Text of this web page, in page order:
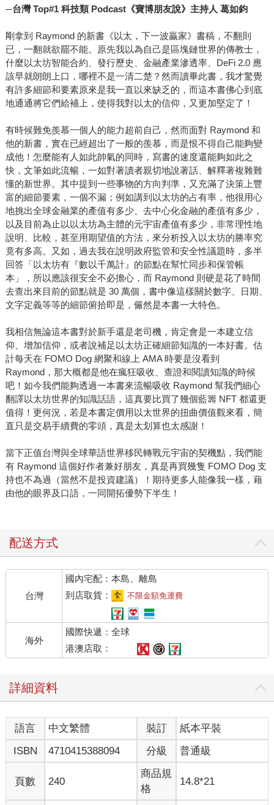
─台灣 Top#1 科技類 Podcast《寶博朋友說》主持人 葛如鈞
剛拿到 Raymond 的新書《以太，下一波贏家》書稿，不翻則
已，一翻就欲罷不能。原先我以為自己是區塊鏈世界的傳教士，
什麼以太坊智能合約、發行歷史、金融產業滲透率、DeFi 2.0 應
該早就朗朗上口，哪裡不是一清二楚？然而讀畢此書，我才驚覺
有許多細節和要素原來是我一直以來缺乏的，而這本書佛心到底
地通通將它們給補上，使得我對以太的信仰，又更加堅定了！
有時候難免羨慕一個人的能力超前自己，然而面對 Raymond 和
他的新書，實在已經超出了一般的羨慕，而是恨不得自己能夠變
成他！怎麼能有人如此帥氣的同時，寫書的速度還能夠如此之
快，文筆如此流暢，一如對著讀者親切地說著話、解釋著複雜難
懂的新世界。其中提到一些事物的方向判準，又充滿了決策上豐
富的細節要素，一個不漏；例如講到以太坊的占有率，他很用心
地挑出全球金融業的產值有多少、去中心化金融的產值有多少，
以及目前為止以以太坊為主體的元宇宙產值有多少，非常理性地
說明、比較，甚至用期望值的方法，來分析投入以太坊的勝率究
竟有多高。又如，過去我在說明政府監管和安全性議題時，多半
回答「以太坊有『數以千萬計』的節點在幫忙同步和保管帳
本」，所以應該很安全不必擔心，而 Raymond 則硬是花了時間
去查出來目前的節點就是 30 萬個，書中像這樣關於數字、日期、
文字定義等等的細節俯拾即是，儼然是本書一大特色。
我相信無論這本書對於新手還是老司機，肯定會是一本建立信
仰、增加信仰，或者說補足以太坊正確細節知識的一本好書。估
計每天在 FOMO Dog 網聚和線上 AMA 時要是沒看到
Raymond，那大概都是他在瘋狂吸收、查證和閱讀知識的時候
吧！如今我們能夠透過一本書來流暢吸收 Raymond 幫我們細心
翻譯以太坊世界的知識話語，這真要比買了幾個藍籌 NFT 都還更
值得！更何況，若是本書定價用以太世界的扭曲價值觀來看，簡
直只是交易手續費的零頭，真是太划算也太感謝！
當下正值台灣與全球華語世界移民轉戰元宇宙的契機點，我們能
有 Raymond 這個好作者兼好朋友，真是再買幾隻 FOMO Dog 支
持也不為過（當然不是投資建議）！期待更多人能像我一樣，藉
由他的眼界及口語，一同開拓優勢下半生！
配送方式
台灣
國內宅配：本島、離島
到店取貨：
不限金額免運費
海外
國際快遞：全球
港澳店取：
詳細資料
語言 中文繁體 裝訂
紙本平裝
ISBN
4710415388094 分級 普通級
頁數 240
商品規
格
14.8*21